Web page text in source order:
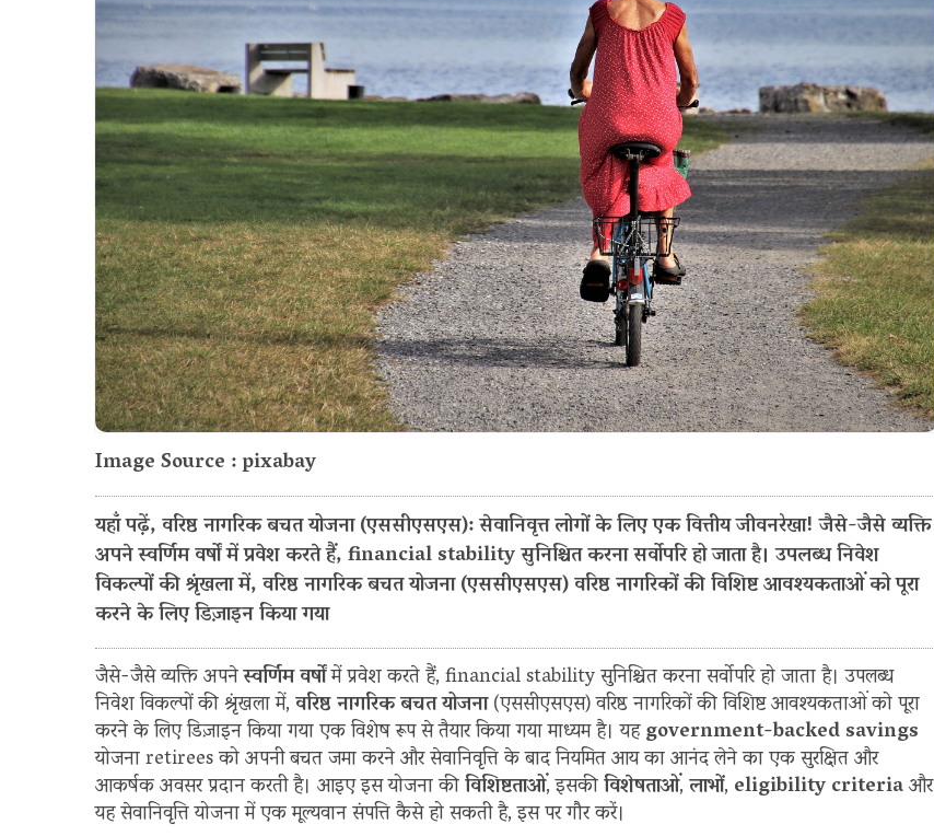
Image Source : pixabay
यहाँ पढ़ें, वरिष्ठ नागरिक बचत योजना (एससीएसएस): सेवानिवृत्त लोगों के लिए एक वित्तीय जीवनरेखा! जैसे-जैसे व्यक्ति
अपने स्वर्णिम वर्षों में प्रवेश करते हैं, financial stability सुनिश्चित करना सर्वोपरि हो जाता है। उपलब्ध निवेश
विकल्पों की श्रृंखला में, वरिष्ठ नागरिक बचत योजना (एससीएसएस) वरिष्ठ नागरिकों की विशिष्ट आवश्यकताओं को पूरा
करने के लिए डिज़ाइन किया गया
जैसे-जैसे व्यक्ति अपनेस्वर्णिम वर्षोंमें प्रवेश करते हैं, financial stability सुनिश्चित करना सर्वोपरि हो जाता है। उपलब्ध
निवेश विकल्पों की श्रृंखला में,वरिष्ठ नागरिक बचत योजना(एससीएसएस) वरिष्ठ नागरिकों की विशिष्ट आवश्यकताओं को पूरा
करने के लिए डिज़ाइन किया गया एक विशेष रूप से तैयार किया गया माध्यम है। यहgovernment-backed savings
योजना retirees को अपनी बचत जमा करने और सेवानिवृत्ति के बाद नियमित आय का आनंद लेने का एक सुरक्षित और
आकर्षक अवसर प्रदान करती है। आइए इस योजना कीविशिष्टताओं, इसकीविशेषताओं,लाभों, eligibility criteriaऔर
यह सेवानिवृत्ति योजना में एक मूल्यवान संपत्ति कैसे हो सकती है, इस पर गौर करें।